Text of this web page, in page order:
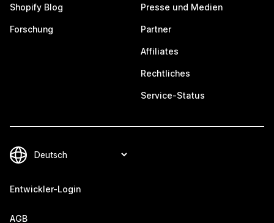
Shopify Blog
Forschung
Presse und Medien
Partner
Affiliates
Rechtliches
Service-Status
Entwickler-Login
AGB